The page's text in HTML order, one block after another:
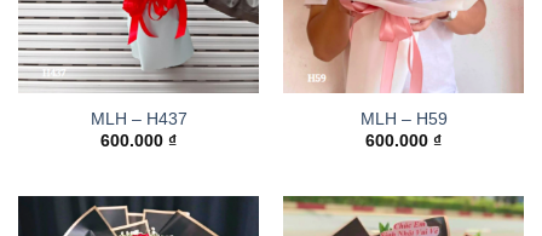
MLH – H437
600.000 ₫
MLH – H59
600.000 ₫